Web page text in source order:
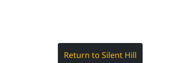
Return to Silent Hill